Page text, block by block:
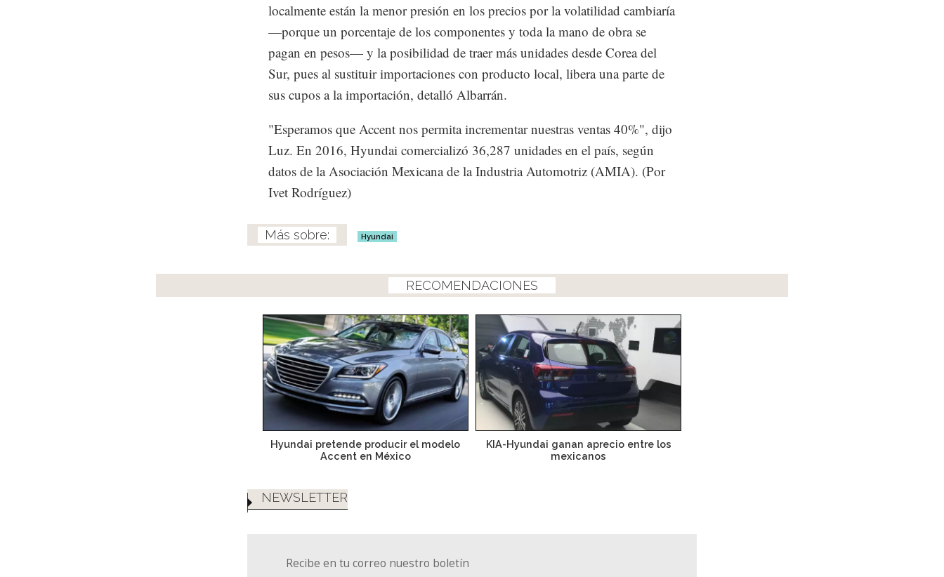
localmente están la menor presión en los precios por la volatilidad cambiaría
—porque un porcentaje de los componentes y toda la mano de obra se
pagan en pesos— y la posibilidad de traer más unidades desde Corea del
Sur, pues al sustituir importaciones con producto local, libera una parte de
sus cupos a la importación, detalló Albarrán.
"Esperamos que Accent nos permita incrementar nuestras ventas 40%", dijo
Luz. En 2016, Hyundai comercializó 36,287 unidades en el país, según
datos de la Asociación Mexicana de la Industria Automotriz (AMIA). (Por
Ivet Rodríguez)
Hyundai
RECOMENDACIONES
Hyundai pretende producir el modelo
Accent en México
KIA-Hyundai ganan aprecio entre los
mexicanos
NEWSLETTER
Recibe en tu correo nuestro boletín